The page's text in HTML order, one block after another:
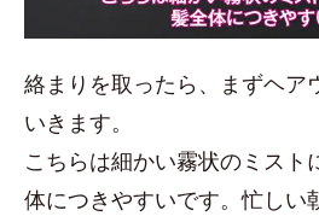
絡まりを取ったら、まずヘア
いきます。
こちらは細かい霧状のミスト
体につきやすいです。忙しい